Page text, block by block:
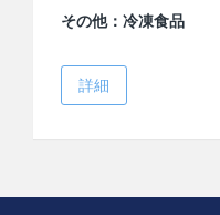
その他：冷凍食品
詳細